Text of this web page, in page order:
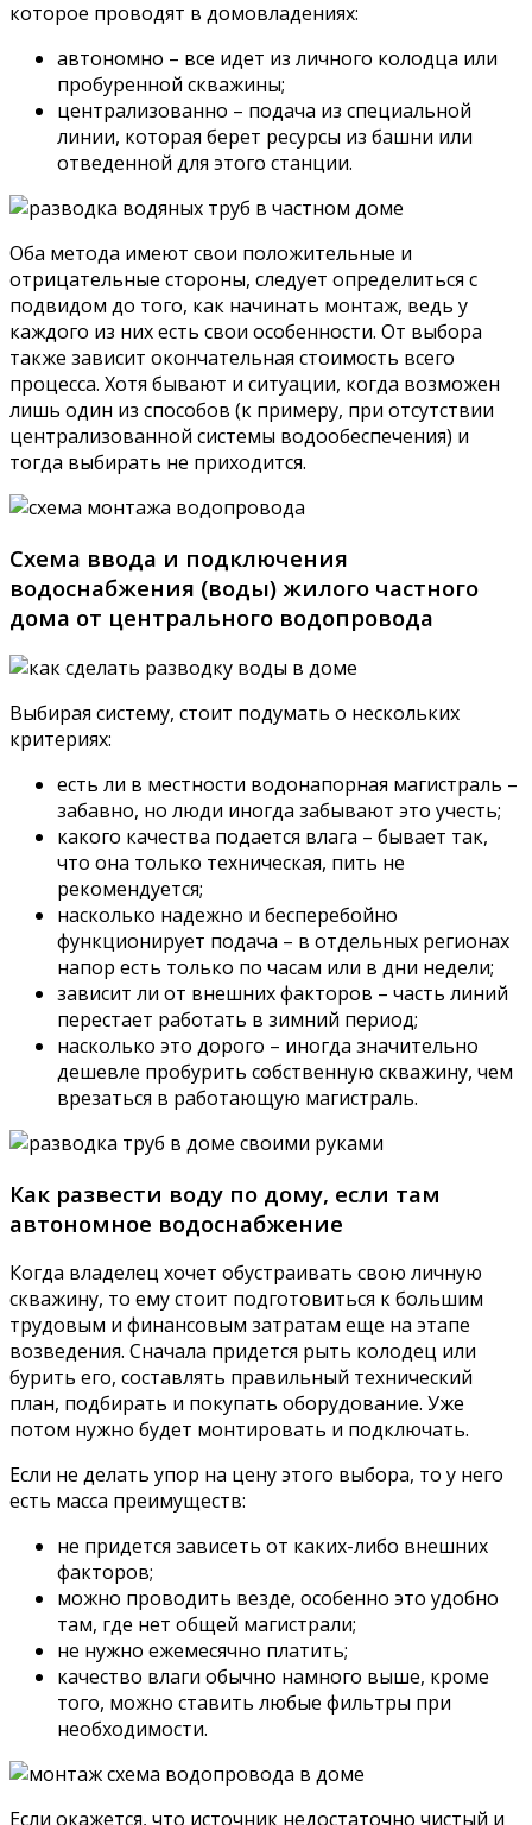
которое проводят в домовладениях:
автономно – все идет из личного колодца или
пробуренной скважины;
централизованно – подача из специальной
линии, которая берет ресурсы из башни или
отведенной для этого станции.
Оба метода имеют свои положительные и
отрицательные стороны, следует определиться с
подвидом до того, как начинать монтаж, ведь у
каждого из них есть свои особенности. От выбора
также зависит окончательная стоимость всего
процесса. Хотя бывают и ситуации, когда возможен
лишь один из способов (к примеру, при отсутствии
централизованной системы водообеспечения) и
тогда выбирать не приходится.
Схема ввода и подключения
водоснабжения (воды) жилого частного
дома от центрального водопровода
Выбирая систему, стоит подумать о нескольких
критериях:
есть ли в местности водонапорная магистраль –
забавно, но люди иногда забывают это учесть;
какого качества подается влага – бывает так,
что она только техническая, пить не
рекомендуется;
насколько надежно и бесперебойно
функционирует подача – в отдельных регионах
напор есть только по часам или в дни недели;
зависит ли от внешних факторов – часть линий
перестает работать в зимний период;
насколько это дорого – иногда значительно
дешевле пробурить собственную скважину, чем
врезаться в работающую магистраль.
Как развести воду по дому, если там
автономное водоснабжение
Когда владелец хочет обустраивать свою личную
скважину, то ему стоит подготовиться к большим
трудовым и финансовым затратам еще на этапе
возведения. Сначала придется рыть колодец или
бурить его, составлять правильный технический
план, подбирать и покупать оборудование. Уже
потом нужно будет монтировать и подключать.
Если не делать упор на цену этого выбора, то у него
есть масса преимуществ:
не придется зависеть от каких-либо внешних
факторов;
можно проводить везде, особенно это удобно
там, где нет общей магистрали;
не нужно ежемесячно платить;
качество влаги обычно намного выше, кроме
того, можно ставить любые фильтры при
необходимости.
Если окажется, что источник недостаточно чистый и